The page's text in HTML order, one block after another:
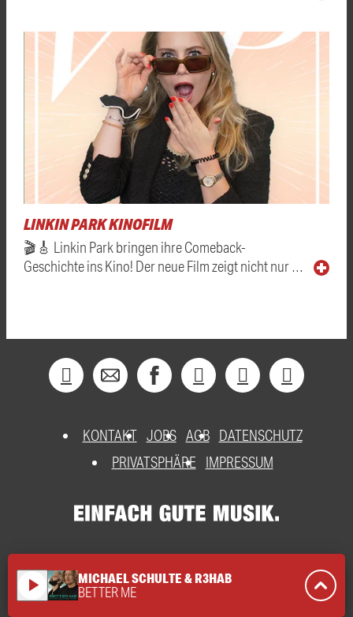
LINKIN PARK KINOFILM
🎬🎸 Linkin Park bringen ihre Comeback-
Geschichte ins Kino! Der neue Film zeigt nicht nur …
KONTAKT JOBS AGB DATENSCHUTZ
PRIVATSPHÄRE
IMPRESSUM
play_arrow MICHAEL SCHULTE & R3HAB
BETTER ME